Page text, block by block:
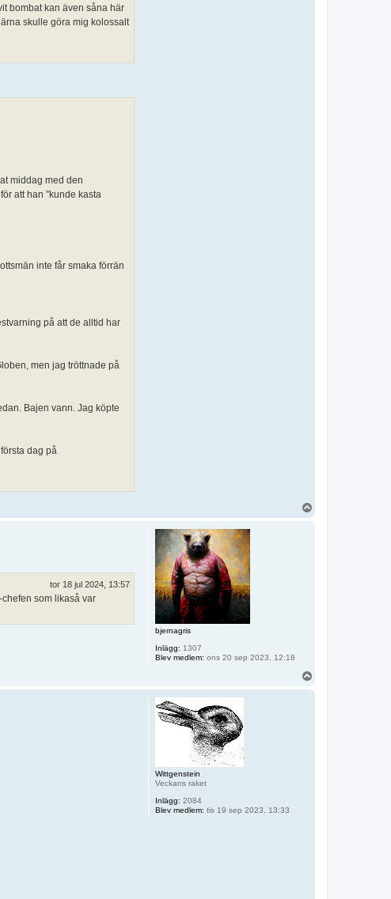
bombat kan även såna här
skulle göra mig kolossalt
middag med den
att han ”kunde kasta
inte får smaka förrän
på att de alltid har
men jag tröttnade på
Bajen vann. Jag köpte
dag på
bjernagris
Inlägg: 1307
Blev medlem: ons 20 sep 2023, 12:18
tor 18 jul 2024, 13:57
som likaså var
Wittgenstein
Veckans raket
Inlägg: 2084
Blev medlem: tis 19 sep 2023, 13:33